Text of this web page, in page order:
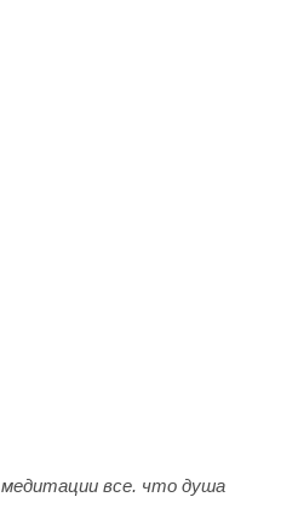
все. что душа